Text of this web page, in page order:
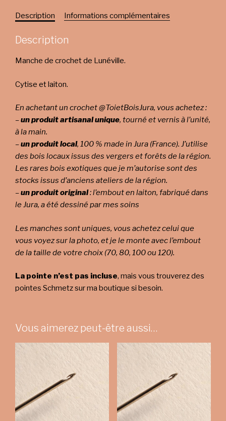
Description Informations complémentaires
Description
Manche de crochet de Lunéville.
Cytise et laiton.
En achetant un crochet @ToietBoisJura, vous achetez :
–un produit artisanal unique, tourné et vernis à l’unité,
à la main.
–un produit local, 100 % made in Jura (France). J’utilise
des bois locaux issus des vergers et forêts de la région.
Les rares bois exotiques que je m’autorise sont des
stocks issus d’anciens ateliers de la région.
–un produit original: l’embout en laiton, fabriqué dans
le Jura, a été dessiné par mes soins
Les manches sont uniques, vous achetez celui que
vous voyez sur la photo, et je le monte avec l’embout
de la taille de votre choix (70, 80, 100 ou 120).
La pointe n’est pas incluse, mais vous trouverez des
pointes Schmetz sur ma boutique si besoin.
Vous aimerez peut-être aussi…